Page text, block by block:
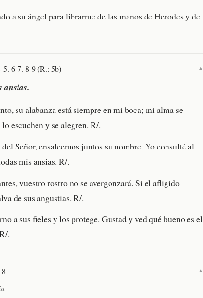
a su ángel para librarme de las manos de Herodes y de
5. 6-7. 8-9 (R.: 5b) ▼
ansias.
su alabanza está siempre en mi boca; mi alma se
escuchen y se alegren. R/.
Señor, ensalcemos juntos su nombre. Yo consulté al
mis ansias. R/.
vuestro rostro no se avergonzará. Si el afligido
de sus angustias. R/.
a sus fieles y los protege. Gustad y ved qué bueno es el
.
▼